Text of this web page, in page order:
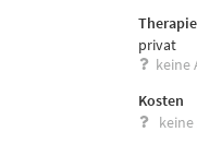
privat
keine
Kosten